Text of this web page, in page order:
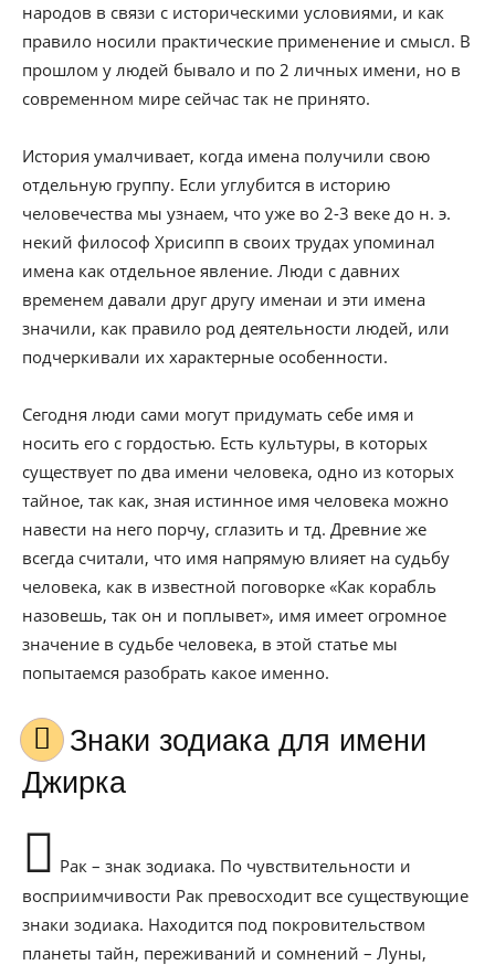
народов в связи с историческими условиями, и как
правило носили практические применение и смысл. В
прошлом у людей бывало и по 2 личных имени, но в
современном мире сейчас так не принято.
История умалчивает, когда имена получили свою
отдельную группу. Если углубится в историю
человечества мы узнаем, что уже во 2-3 веке до н. э.
некий философ Хрисипп в своих трудах упоминал
имена как отдельное явление. Люди с давних
временем давали друг другу именаи и эти имена
значили, как правило род деятельности людей, или
подчеркивали их характерные особенности.
Сегодня люди сами могут придумать себе имя и
носить его с гордостью. Есть культуры, в которых
существует по два имени человека, одно из которых
тайное, так как, зная истинное имя человека можно
навести на него порчу, сглазить и тд. Древние же
всегда считали, что имя напрямую влияет на судьбу
человека, как в известной поговорке «Как корабль
назовешь, так он и поплывет», имя имеет огромное
значение в судьбе человека, в этой статье мы
попытаемся разобрать какое именно.
Знаки зодиака для имени
Джирка
Рак – знак зодиака. По чувствительности и
восприимчивости Рак превосходит все существующие
знаки зодиака. Находится под покровительством
планеты тайн, переживаний и сомнений – Луны,